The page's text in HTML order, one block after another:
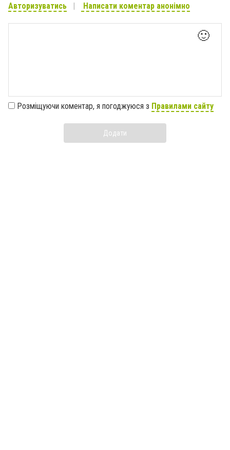
Авторизуватись Написати коментар анонімно
🙂
Розміщуючи коментар, я погоджуюся з Правилами сайту
Додати